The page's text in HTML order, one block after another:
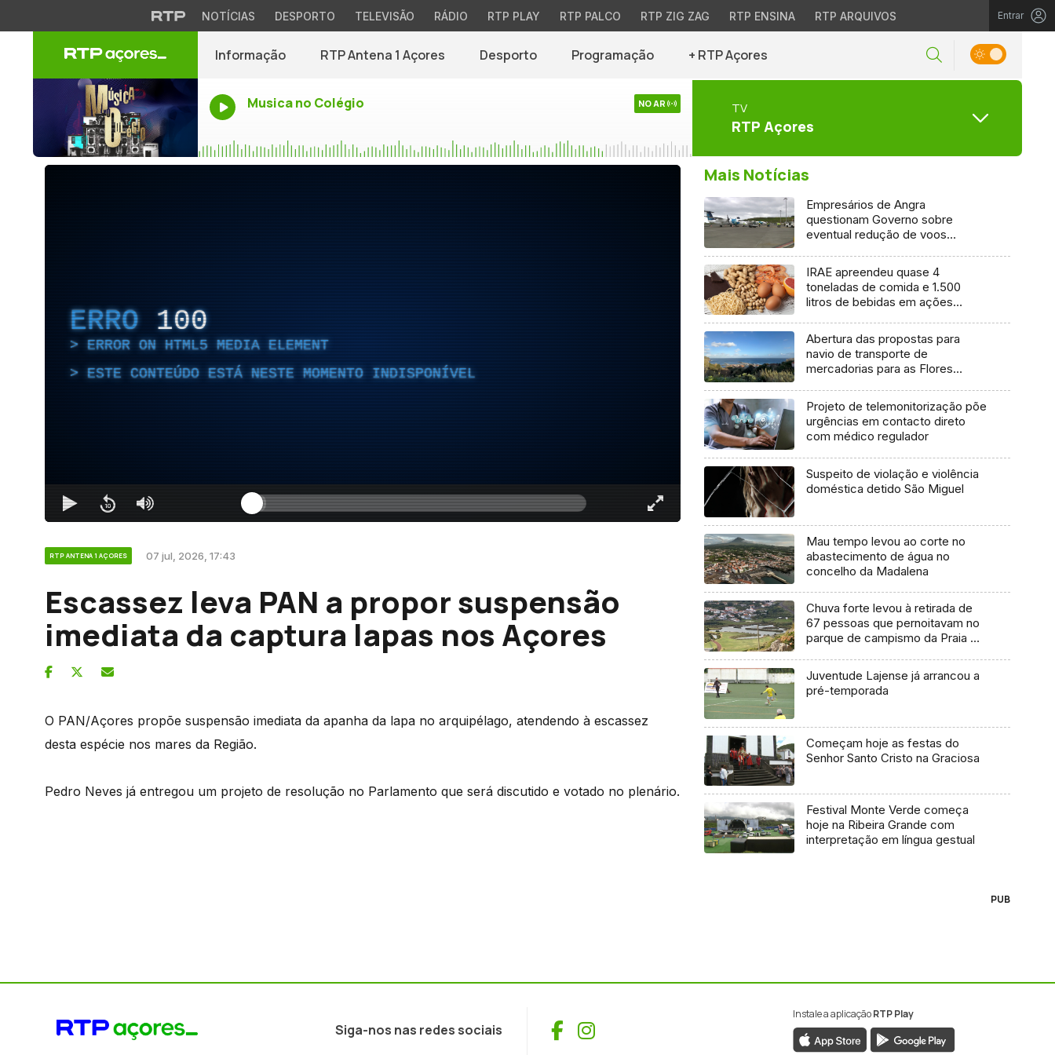
NOTÍCIAS DESPORTO TELEVISÃO RÁDIO RTP PLAY RTP PALCO RTP ZIG ZAG RTP ENSINA RTP ARQUIVOS Entrar
Informação RTP Antena 1 Açores Desporto Programação + RTP Açores
Musica no Colégio NO AR TV
RTP Açores
ERRO 100
ERROR ON HTML5 MEDIA ELEMENT
ESTE CONTEÚDO ESTÁ NESTE MOMENTO INDISPONÍVEL
RTP ANTENA 1 AÇORES 07 jul, 2026, 17:43
Escassez leva PAN a propor suspensão
imediata da captura lapas nos Açores
O PAN/Açores propõe suspensão imediata da apanha da lapa no arquipélago, atendendo à escassez
desta espécie nos mares da Região.
Pedro Neves já entregou um projeto de resolução no Parlamento que será discutido e votado no plenário.
Mais Notícias
Empresários de Angra
questionam Governo sobre
eventual redução de voos
IRAE apreendeu quase 4
toneladas de comida e 1.500
litros de bebidas em ações
Abertura das propostas para
navio de transporte de
mercadorias para as Flores
Projeto de telemonitorização põe
urgências em contacto direto
com médico regulador
Suspeito de violação e violência
doméstica detido São Miguel
Mau tempo levou ao corte no
abastecimento de água no
concelho da Madalena
Chuva forte levou à retirada de
67 pessoas que pernoitavam no
parque de campismo da Praia da
Juventude Lajense já arrancou a
pré-temporada
Começam hoje as festas do
Senhor Santo Cristo na Graciosa
Festival Monte Verde começa
hoje na Ribeira Grande com
interpretação em língua gestual
PUB
Siga-nos nas redes sociais Facebook
Instagram
Instale a aplicaçãoRTP Play